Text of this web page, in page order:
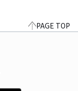
PAGE TOP